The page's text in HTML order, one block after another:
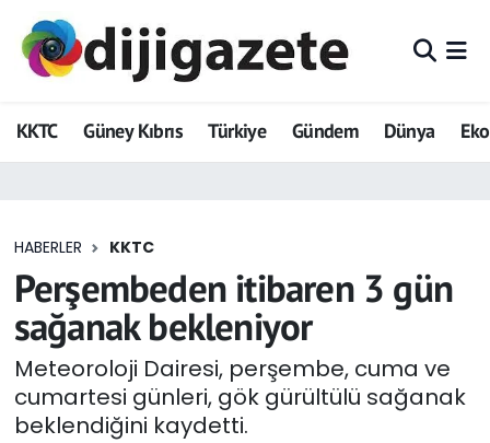
KKTC Güney Kıbrıs Türkiye Gündem Dünya
HABERLER KKTC
Perşembeden itibaren 3 gün
sağanak bekleniyor
Meteoroloji Dairesi, perşembe, cuma ve
cumartesi günleri, gök gürültülü sağanak
beklendiğini kaydetti.
ADVERTORIAL
Dijigazete
Eğitim
Ekonomi
Foto Galeri
GEZİ
Hava Durumu
Trafik Durumu
Tüm Manşetler
Son Dakika Haberleri
Haber Arşivi